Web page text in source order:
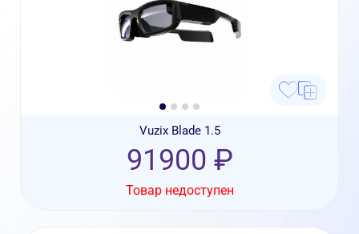
Vuzix Blade 1.5
91900 ₽
Товар недоступен